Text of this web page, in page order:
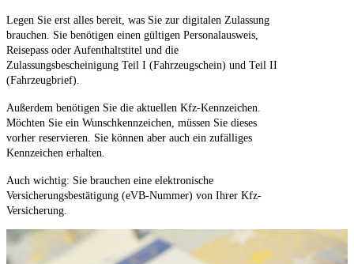
Legen Sie erst alles bereit, was Sie zur digitalen Zulassung
brauchen. Sie benötigen einen gültigen Personalausweis,
Reisepass oder Aufenthaltstitel und die
Zulassungsbescheinigung Teil I (Fahrzeugschein) und Teil II
(Fahrzeugbrief).
Außerdem benötigen Sie die aktuellen Kfz-Kennzeichen.
Möchten Sie ein Wunschkennzeichen, müssen Sie dieses
vorher reservieren. Sie können aber auch ein zufälliges
Kennzeichen erhalten.
Auch wichtig: Sie brauchen eine elektronische
Versicherungsbestätigung (eVB-Nummer) von Ihrer Kfz-
Versicherung.